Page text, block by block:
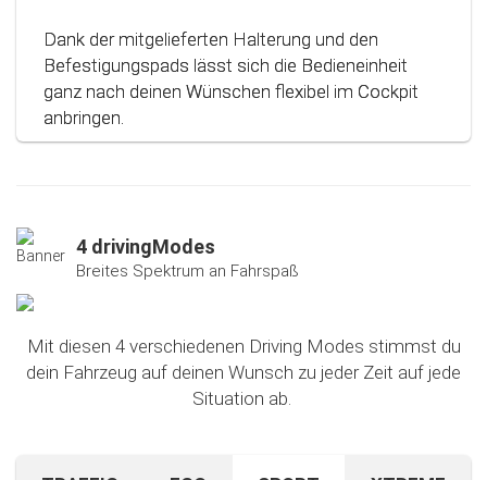
Dank der mitgelieferten Halterung und den
Befestigungspads lässt sich die Bedieneinheit
ganz nach deinen Wünschen flexibel im Cockpit
anbringen.
4 drivingModes
Breites Spektrum an Fahrspaß
Mit diesen 4 verschiedenen Driving Modes stimmst du
dein Fahrzeug auf deinen Wunsch zu jeder Zeit auf jede
Situation ab.